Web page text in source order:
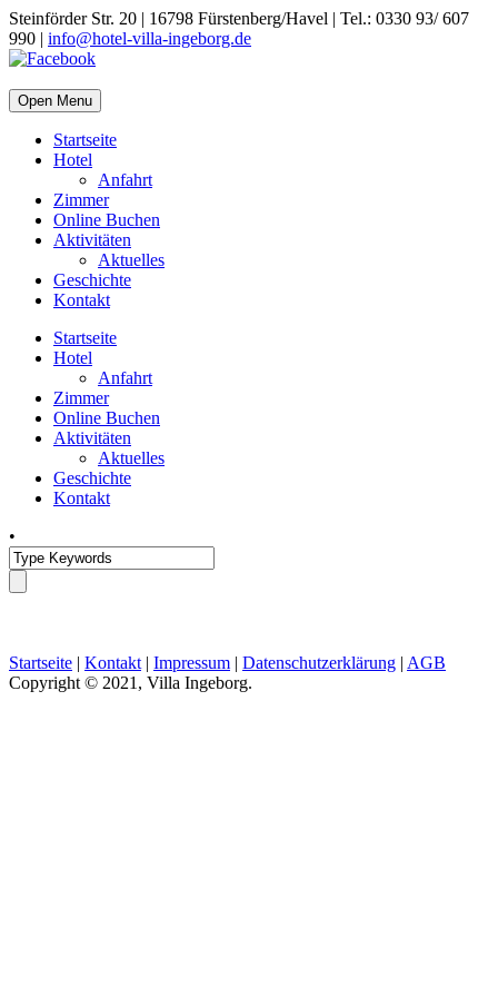
Steinförder Str. 20 | 16798 Fürstenberg/Havel | Tel.: 0330 93/ 607
990 | info@hotel-villa-ingeborg.de
Open Menu
Startseite
Hotel
Anfahrt
Zimmer
Online Buchen
Aktivitäten
Aktuelles
Geschichte
Kontakt
Startseite
Hotel
Anfahrt
Zimmer
Online Buchen
Aktivitäten
Aktuelles
Geschichte
Kontakt
•
Startseite | Kontakt | Impressum | Datenschutzerklärung | AGB
Copyright © 2021, Villa Ingeborg.